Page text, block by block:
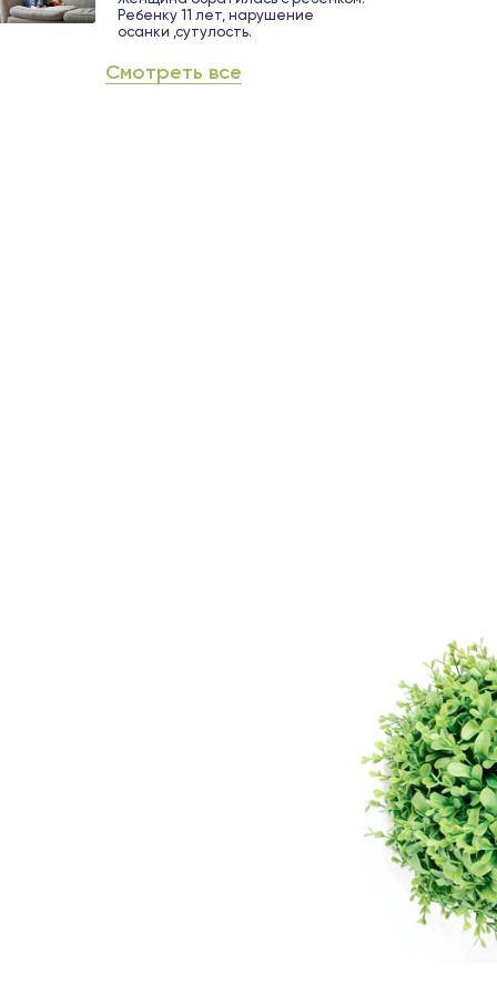
Ребенку 11 лет, нарушение
осанки ,сутулость.
Смотреть все